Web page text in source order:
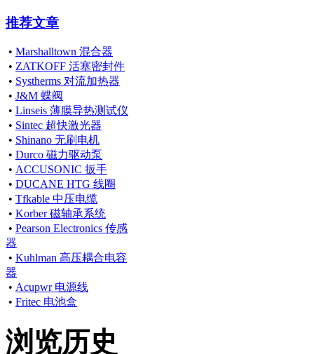
推荐文章
• Marshalltown 混合器
• ZATKOFF 活塞密封件
• Systherms 对流加热器
• J&M 蝶阀
• Linseis 薄膜导热测试仪
• Sintec 超快激光器
• Shinano 无刷电机
• Durco 磁力驱动泵
• ACCUSONIC 扳手
• DUCANE HTG 线圈
• Tfkable 中压电缆
• Korber 磁轴承系统
• Pearson Electronics 传感
器
• Kuhlman 高压耦合电容
器
• Acupwr 电源线
• Fritec 电池盒
浏览历史